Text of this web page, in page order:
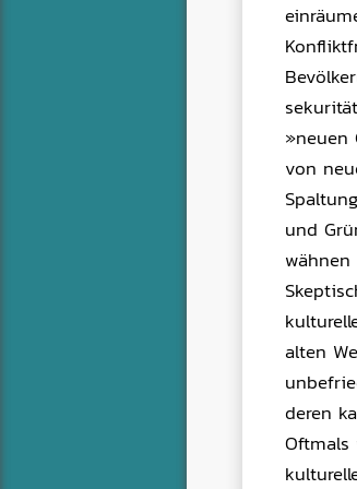
»neuen
von
und
alten
deren
Oftmals